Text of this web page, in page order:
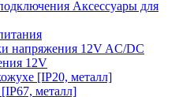
Аксессуары для
AC/DC
12V
[IP20, металл]
металл]